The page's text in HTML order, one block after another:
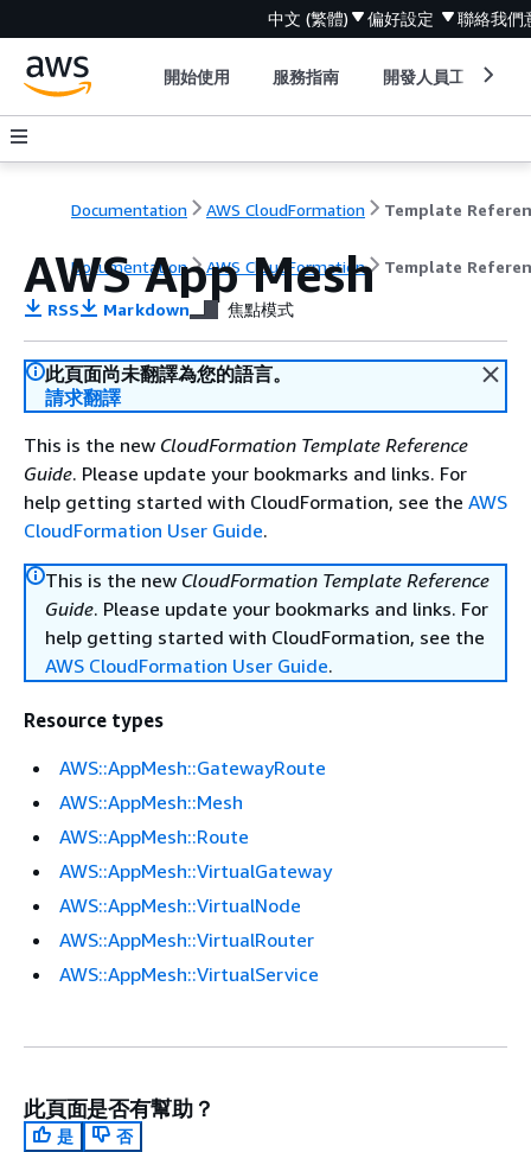
中文 (繁體) 偏好設定 聯絡我們
開始使用 服務指南 開發人員工具
Documentation AWS CloudFormation Template
Documentation AWS CloudFormation Template
AWS App Mesh
RSS Markdown 焦點模式
此頁面尚未翻譯為您的語言。
請求翻譯
This is the new CloudFormation Template Reference
Guide. Please update your bookmarks and links. For
help getting started with CloudFormation, see the AWS
CloudFormation User Guide.
This is the new CloudFormation Template Reference
Guide. Please update your bookmarks and links. For
help getting started with CloudFormation, see the
AWS CloudFormation User Guide.
Resource types
AWS::AppMesh::GatewayRoute
AWS::AppMesh::Mesh
AWS::AppMesh::Route
AWS::AppMesh::VirtualGateway
AWS::AppMesh::VirtualNode
AWS::AppMesh::VirtualRouter
AWS::AppMesh::VirtualService
此頁面是否有幫助？
是
否